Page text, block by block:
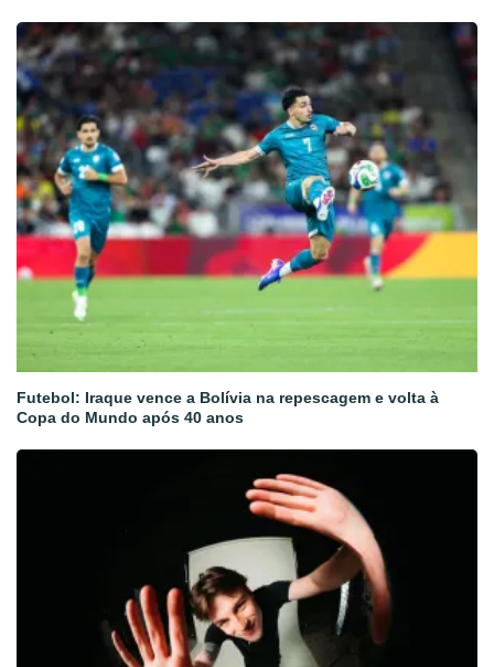
Futebol: Iraque vence a Bolívia na repescagem e volta à
Copa do Mundo após 40 anos